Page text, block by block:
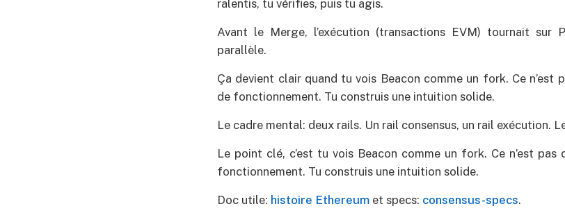
ralentis, tu vérifies, puis tu agis.
Avant le Merge, l’exécution (transactions EVM) tournait sur
parallèle.
Ça devient clair quand tu vois Beacon comme un fork. Ce n’est
de fonctionnement. Tu construis une intuition solide.
Le cadre mental: deux rails. Un rail consensus, un rail exécution.
Le point clé, c’est tu vois Beacon comme un fork. Ce n’est pas
fonctionnement. Tu construis une intuition solide.
Doc utile: histoire Ethereum et specs: consensus-specs.